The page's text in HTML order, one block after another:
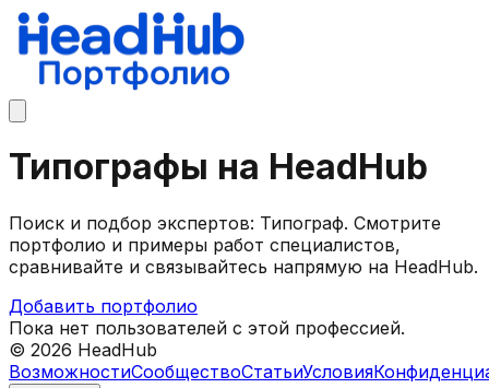
Типографы на HeadHub
Поиск и подбор экспертов: Типограф. Смотрите
портфолио и примеры работ специалистов,
сравнивайте и связывайтесь напрямую на HeadHub.
Добавить портфолио
Пока нет пользователей с этой профессией.
© 2026 HeadHub
ВозможностиСообществоСтатьиУсловия